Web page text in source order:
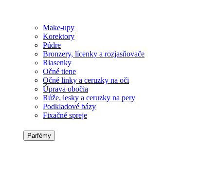
Make-upy
Korektory
Púdre
Bronzery, lícenky a rozjasňovače
Riasenky
Očné tiene
Očné linky a ceruzky na oči
Úprava obočia
Rúže, lesky a ceruzky na pery
Podkladové bázy
Fixačné spreje
Parfémy